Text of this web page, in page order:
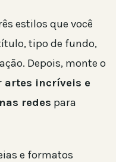
estilos que você
tipo de fundo,
Depois, monte o
artes incríveis e
redes para
e formatos